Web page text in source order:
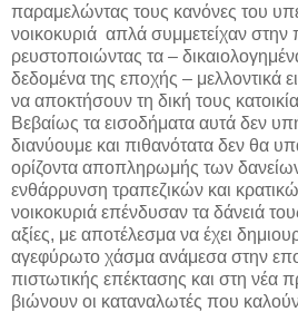
παραμελώντας τους κανόνες του
νοικοκυριά απλά συμμετείχαν στην
ρευστοποιώντας τα –
δεδομένα της εποχής – μελλοντικά
να αποκτήσουν τη δική τους
Βεβαίως τα εισοδήματα αυτά δεν
διανύουμε και πιθανότατα δεν θα
ορίζοντα αποπληρωμής των
ενθάρρυνση τραπεζικών και
νοικοκυριά επένδυσαν τα δάνειά
αξίες, με αποτέλεσμα να έχει
αγεφύρωτο χάσμα ανάμεσα στην
πιστωτικής επέκτασης και στη νέα
βιώνουν οι καταναλωτές που